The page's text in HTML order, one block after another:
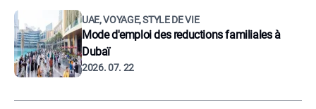
UAE, VOYAGE, STYLE DE VIE
Mode d'emploi des reductions familiales à
Dubaï
2026. 07. 22